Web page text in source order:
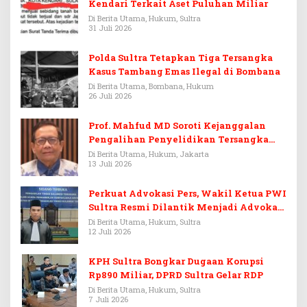
Kendari Terkait Aset Puluhan Miliar
Di Berita Utama, Hukum, Sultra
31 Juli 2026
Polda Sultra Tetapkan Tiga Tersangka
Kasus Tambang Emas Ilegal di Bombana
Di Berita Utama, Bombana, Hukum
26 Juli 2026
Prof. Mahfud MD Soroti Kejanggalan
Pengalihan Penyelidikan Tersangka
Febrie Adriansyah
Di Berita Utama, Hukum, Jakarta
13 Juli 2026
Perkuat Advokasi Pers, Wakil Ketua PWI
Sultra Resmi Dilantik Menjadi Advokat
PERADI
Di Berita Utama, Hukum, Sultra
12 Juli 2026
KPH Sultra Bongkar Dugaan Korupsi
Rp890 Miliar, DPRD Sultra Gelar RDP
Di Berita Utama, Hukum, Sultra
7 Juli 2026